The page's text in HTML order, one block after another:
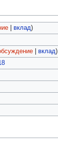
| вклад)
| вклад)